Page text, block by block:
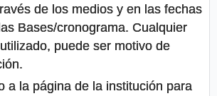
de los medios y en las fechas
Bases/cronograma. Cualquier
puede ser motivo de
a la página de la institución para